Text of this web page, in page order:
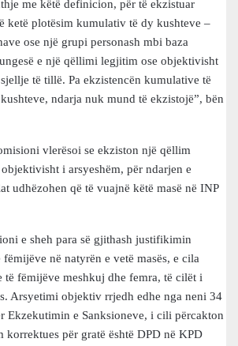
me këtë definicion, për të ekzistuar
ketë plotësim kumulativ të dy kushteve –
ose një grupi personash mbi baza
e një qëllimi legjitim ose objektivisht
të tillë. Pa ekzistencën kumulative të
ndarja nuk mund të ekzistojë”, bën
vlerësoi se ekziston një qëllim
i arsyeshëm, për ndarjen e
udhëzohen që të vuajnë këtë masë në INP
e sheh para së gjithash justifikimin
në natyrën e vetë masës, e cila
fëmijëve meshkuj dhe femra, të cilët i
Arsyetimi objektiv rrjedh edhe nga neni 34
Ekzekutimin e Sanksioneve, i cili përcakton
korrektues për gratë është DPD në KPD